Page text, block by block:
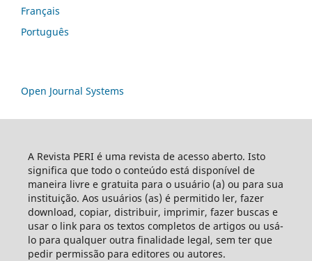
Français
Português
Open Journal Systems
A Revista PERI é uma revista de acesso aberto. Isto
significa que todo o conteúdo está disponível de
maneira livre e gratuita para o usuário (a) ou para sua
instituição. Aos usuários (as) é permitido ler, fazer
download, copiar, distribuir, imprimir, fazer buscas e
usar o link para os textos completos de artigos ou usá-
lo para qualquer outra finalidade legal, sem ter que
pedir permissão para editores ou autores.